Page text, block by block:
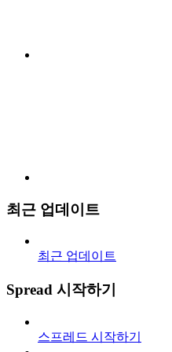
최근 업데이트
최근 업데이트
Spread 시작하기
스프레드 시작하기